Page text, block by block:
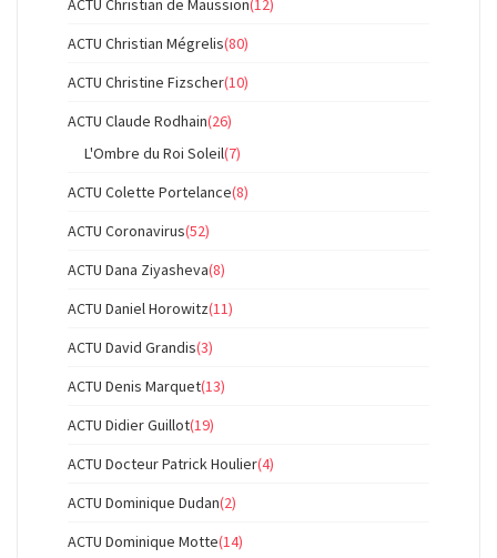
ACTU Christian de Maussion(12)
ACTU Christian Mégrelis(80)
ACTU Christine Fizscher(10)
ACTU Claude Rodhain(26)
L'Ombre du Roi Soleil(7)
ACTU Colette Portelance(8)
ACTU Coronavirus(52)
ACTU Dana Ziyasheva(8)
ACTU Daniel Horowitz(11)
ACTU David Grandis(3)
ACTU Denis Marquet(13)
ACTU Didier Guillot(19)
ACTU Docteur Patrick Houlier(4)
ACTU Dominique Dudan(2)
ACTU Dominique Motte(14)